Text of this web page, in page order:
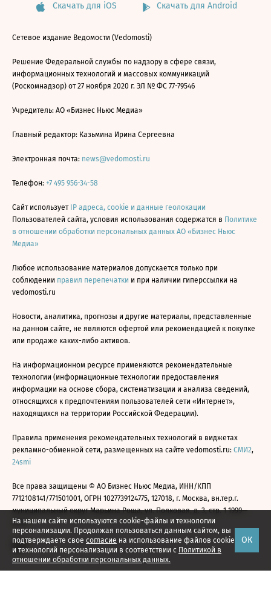
На нашем сайте используются cookie-файлы и технологии
персонализации. Продолжая пользоваться данным сайтом, вы
подтверждаете свое согласие на использование файлов cookie
и технологий персонализации в соответствии с Политикой в
отношении обработки персональных данных.
ОК
Скачать для iOS Скачать для Android
Сетевое издание Ведомости (Vedomosti)
Решение Федеральной службы по надзору в сфере связи,
информационных технологий и массовых коммуникаций
(Роскомнадзор) от 27 ноября 2020 г. ЭЛ № ФС 77-79546
Учредитель: АО «Бизнес Ньюс Медиа»
Главный редактор: Казьмина Ирина Сергеевна
Электронная почта: news@vedomosti.ru
Телефон: +7 495 956-34-58
Сайт использует IP адреса, cookie и данные геолокации
Пользователей сайта, условия использования содержатся в Политике
в отношении обработки персональных данных АО «Бизнес Ньюс
Медиа»
Любое использование материалов допускается только при
соблюдении правил перепечатки и при наличии гиперссылки на
vedomosti.ru
Новости, аналитика, прогнозы и другие материалы, представленные
на данном сайте, не являются офертой или рекомендацией к покупке
или продаже каких-либо активов.
На информационном ресурсе применяются рекомендательные
технологии (информационные технологии предоставления
информации на основе сбора, систематизации и анализа сведений,
относящихся к предпочтениям пользователей сети «Интернет»,
находящихся на территории Российской Федерации).
Правила применения рекомендательных технологий в виджетах
рекламно-обменной сети, размещенных на сайте vedomosti.ru: СМИ2,
24smi
Все права защищены © АО Бизнес Ньюс Медиа, ИНН/КПП
7712108141/771501001, ОГРН 1027739124775, 127018, г. Москва, вн.тер.г.
муниципальный округ Марьина Роща, ул. Полковая, д. 3, стр. 1 1999—
2026